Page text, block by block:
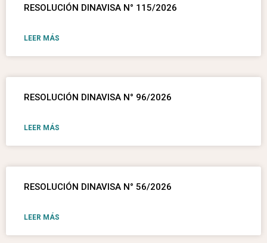
RESOLUCIÓN DINAVISA N° 115/2026
LEER MÁS
RESOLUCIÓN DINAVISA N° 96/2026
LEER MÁS
RESOLUCIÓN DINAVISA N° 56/2026
LEER MÁS